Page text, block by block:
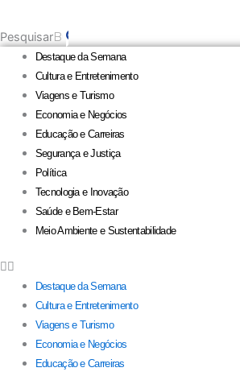
Pesquisar
Destaque da Semana
Cultura e Entretenimento
Viagens e Turismo
Economia e Negócios
Educação e Carreiras
Segurança e Justiça
Política
Tecnologia e Inovação
Saúde e Bem-Estar
Meio Ambiente e Sustentabilidade
Destaque da Semana
Cultura e Entretenimento
Viagens e Turismo
Economia e Negócios
Educação e Carreiras